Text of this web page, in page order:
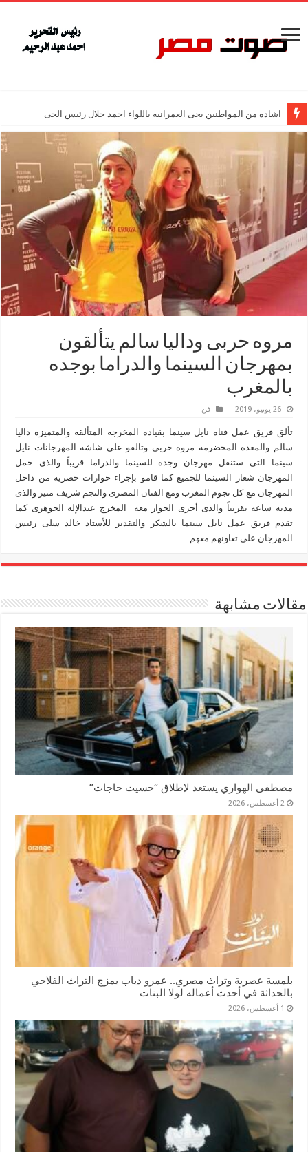
اشاده من المواطنين بحى العمرانيه باللواء احمد جلال رئيس الحى
مروه حربى وداليا سالم يتألقون
بمهرجان السينما والدراما بوجده
بالمغرب
26 يونيو، 2019 فن
تألق فريق عمل قناه نايل سينما بقياده المخرجه المتألقه والمتميزه داليا
سالم والمعده المخضرمه مروه حربى وتالقو على شاشه المهرجانات نايل
سينما التى ستنقل مهرجان وجده للسينما والدراما قريباً والذى حمل
المهرجان شعار السينما للجميع كما قامو بإجراء حوارات حصريه من داخل
المهرجان مع كل نجوم المغرب ومع الفنان المصرى والنجم شريف منير والذى
مدته ساعه تقريباً والذى أجرى الحوار معه المخرج عبدالإله الجوهرى كما
تقدم فريق عمل نايل سينما بالشكر والتقدير للأستاذ خالد سلى رئيس
المهرجان على تعاونهم معهم
مقالات مشابهة
مصطفى الهواري يستعد لإطلاق “حسيت حاجات”
2 أغسطس، 2026
بلمسة عصرية وتراث مصري.. عمرو دياب يمزج التراث الفلاحي
بالحداثة في أحدث أعماله لولا البنات
1 أغسطس، 2026